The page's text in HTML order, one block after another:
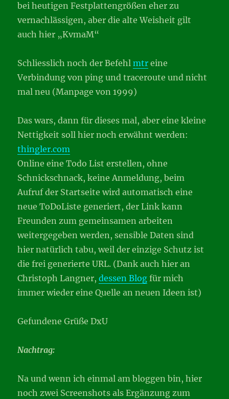
bei heutigen Festplattengrößen eher zu
vernachlässigen, aber die alte Weisheit gilt
auch hier „KvmaM“
Schliesslich noch der Befehlmtr eine
Verbindung von ping und traceroute und nicht
mal neu (Manpage von 1999)
Das wars, dann für dieses mal, aber eine kleine
Nettigkeit soll hier noch erwähnt werden:
thingler.com
Online eine Todo List erstellen, ohne
Schnickschnack, keine Anmeldung, beim
Aufruf der Startseite wird automatisch eine
neue ToDoListe generiert, der Link kann
Freunden zum gemeinsamen arbeiten
weitergegeben werden, sensible Daten sind
hier natürlich tabu, weil der einzige Schutz ist
die frei generierte URL. (Dank auch hier an
Christoph Langner,dessen Blog für mich
immer wieder eine Quelle an neuen Ideen ist)
Gefundene Grüße DxU
Nachtrag:
Na und wenn ich einmal am bloggen bin, hier
noch zwei Screenshots als Ergänzung zum